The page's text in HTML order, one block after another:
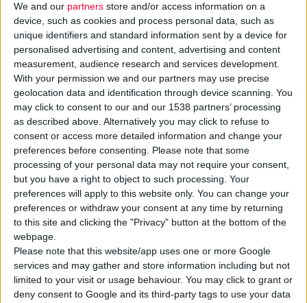
We and our partners store and/or access information on a
device, such as cookies and process personal data, such as
unique identifiers and standard information sent by a device for
personalised advertising and content, advertising and content
measurement, audience research and services development.
With your permission we and our partners may use precise
geolocation data and identification through device scanning. You
may click to consent to our and our 1538 partners’ processing
as described above. Alternatively you may click to refuse to
consent or access more detailed information and change your
preferences before consenting. Please note that some
processing of your personal data may not require your consent,
but you have a right to object to such processing. Your
preferences will apply to this website only. You can change your
preferences or withdraw your consent at any time by returning
to this site and clicking the "Privacy" button at the bottom of the
webpage.
Please note that this website/app uses one or more Google
services and may gather and store information including but not
limited to your visit or usage behaviour. You may click to grant or
deny consent to Google and its third-party tags to use your data
Αθηνά Γόμπουμαζί με
μια ομάδα
επιστημονικού
προσωπικού του
Οργανισμού.
Στη συνέντευξη που
ακολουθεί η Αθηνά
Γόμπου «απαντά» στις
φοβίεςκαι την
καχυποψία που
σχετίζονται με τη
δωρεά οργάνωνενώ
ταυτόχρονα μας
αποκαλύπτει τη
δύσκολη πορεία των
μεταμοσχεύσεων στην
Ελλάδα τα τελευταία
εισήγηση του τότε
διευθυντή µου, του κυρίου
Μπολέτη, και τη σύµφωνη
γνώµη του καθηγητή και
προέδρου του Ε.Ο.Μ.
κυρίου Κωστάκη,
προσλήφθηκα σε αυτή τη
θέση το 2007. Όλα πήγαν
καλά και κλείνω πια
σχεδόν τρία χρόνια σε
αυτή τη θέση.
Ο ρόλος του Εθνικού
Μεταµοσχεύσεων ποιος
είναι ακριβώς;
Ο Ε.Ο.Μ. είναι υπεύθυνος